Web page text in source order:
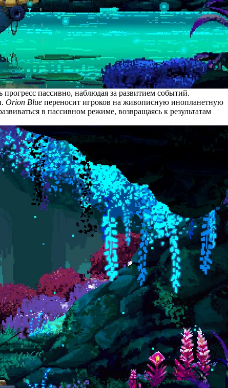
пассивно, наблюдая за развитием событий.
Orion Blue переносит игроков на живописную инопланетную
в пассивном режиме, возвращаясь к результатам